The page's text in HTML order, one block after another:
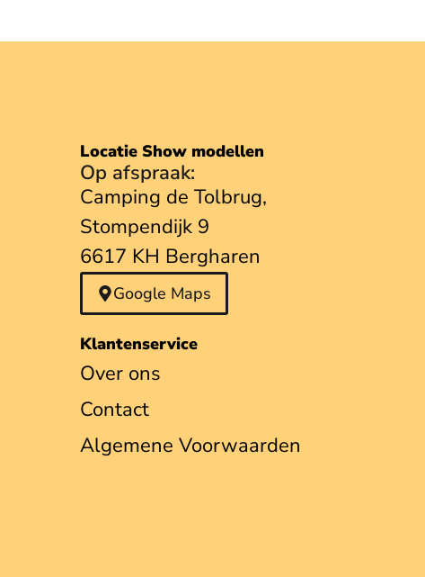
Locatie Show modellen
Op afspraak:
Camping de Tolbrug,
Stompendijk 9
6617 KH Bergharen
Google Maps
Klantenservice
Over ons
Contact
Algemene Voorwaarden